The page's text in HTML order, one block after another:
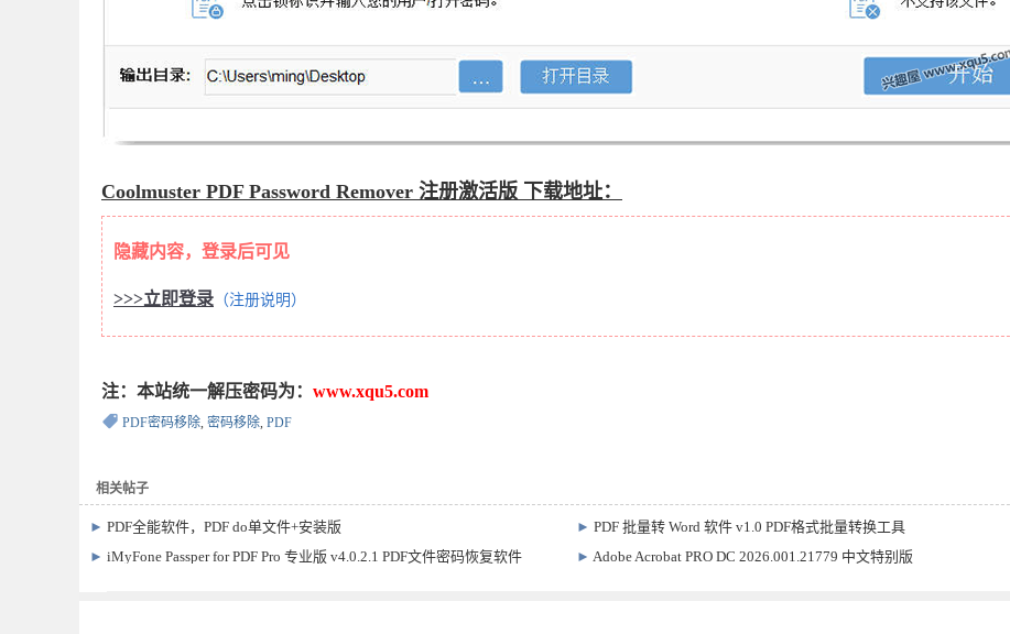
Coolmuster PDF Password Remover 注册激活版 下载地址：
隐藏内容，登录后可见
>>>立即登录 （注册说明）
注：本站统一解压密码为： www.xqu5.com
PDF密码移除, 密码移除, PDF
相关帖子
► PDF全能软件，PDF do单文件+安装版 ►PDF 批量转 Word 软件 v1.0 PDF格式批量转换工具
► iMyFone Passper for PDF Pro 专业版 v4.0.2.1 PDF文件密码恢复软件 ► Adobe Acrobat PRO DC 2026.001.21779 中文特别版